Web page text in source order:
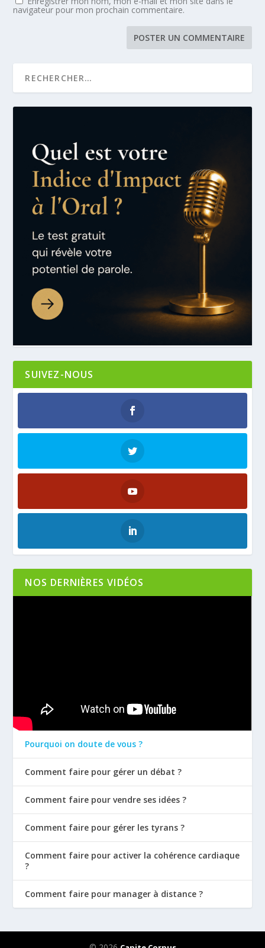
navigateur pour mon prochain commentaire.
SUIVEZ-NOUS
NOS DERNIÈRES VIDÉOS
Pourquoi on doute de vous ?
Comment faire pour gérer un débat ?
Comment faire pour vendre ses idées ?
Comment faire pour gérer les tyrans ?
Comment faire pour activer la cohérence cardiaque
?
Comment faire pour manager à distance ?